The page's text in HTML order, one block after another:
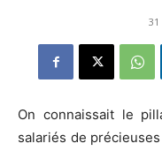
31
On connaissait le
salariés de